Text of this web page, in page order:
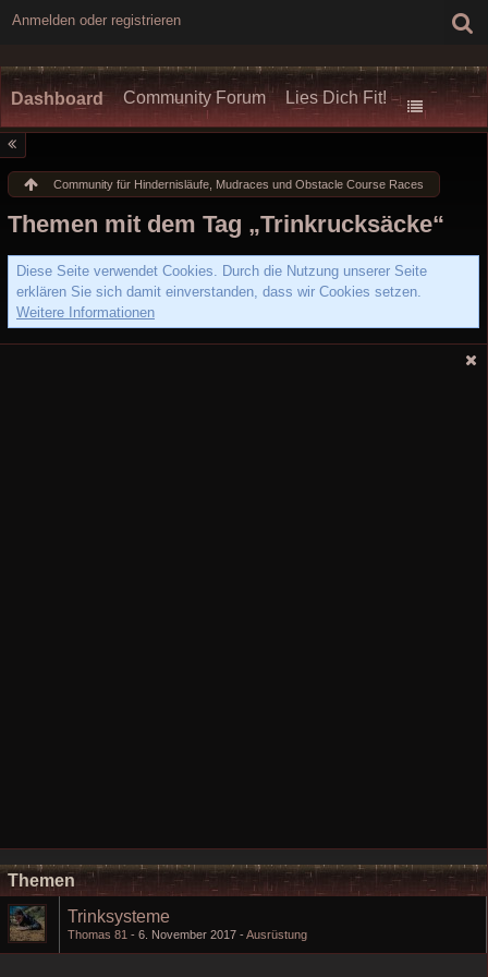
Anmelden oder registrieren
Dashboard Community Forum Lies Dich Fit!
Community für Hindernisläufe, Mudraces und Obstacle Course Races
Themen mit dem Tag „Trinkrucksäcke“
Diese Seite verwendet Cookies. Durch die Nutzung unserer Seite
erklären Sie sich damit einverstanden, dass wir Cookies setzen.
Weitere Informationen
Themen
Trinksysteme
Thomas 81 6. November 2017 Ausrüstung